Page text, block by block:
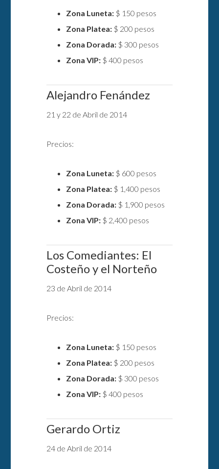
Zona Luneta: $ 150 pesos
Zona Platea: $ 200 pesos
Zona Dorada: $ 300 pesos
Zona VIP: $ 400 pesos
Alejandro Fenández
21 y 22 de Abril de 2014
Precios:
Zona Luneta: $ 600 pesos
Zona Platea: $ 1,400 pesos
Zona Dorada: $ 1,900 pesos
Zona VIP: $ 2,400 pesos
Los Comediantes: El
Costeño y el Norteño
23 de Abril de 2014
Precios:
Zona Luneta: $ 150 pesos
Zona Platea: $ 200 pesos
Zona Dorada: $ 300 pesos
Zona VIP: $ 400 pesos
Gerardo Ortiz
24 de Abril de 2014